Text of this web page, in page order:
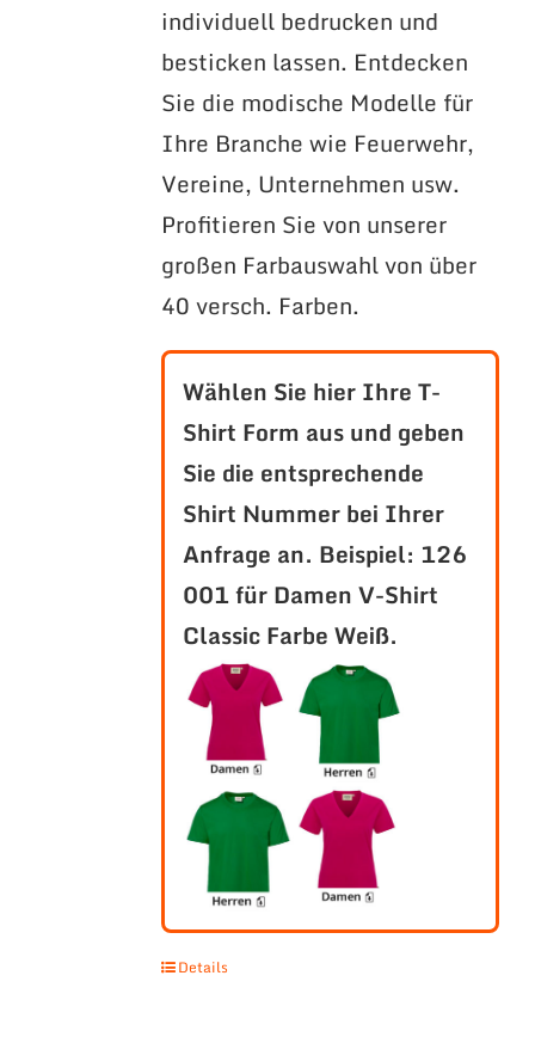
individuell bedrucken und
besticken lassen. Entdecken
Sie die modische Modelle für
Ihre Branche wie Feuerwehr,
Vereine, Unternehmen usw.
Profitieren Sie von unserer
großen Farbauswahl von über
40 versch. Farben.
Wählen Sie hier Ihre T-
Shirt Form aus und geben
Sie die entsprechende
Shirt Nummer bei Ihrer
Anfrage an. Beispiel: 126
001 für Damen V-Shirt
Classic Farbe Weiß.
Details